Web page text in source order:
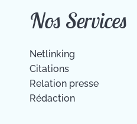
Nos Services
Netlinking
Citations
Relation presse
Rédaction